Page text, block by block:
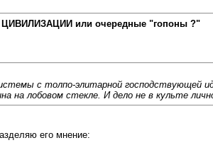
ЦИВИЛИЗАЦИИ или очередные "гопоны ?"
с толпо-элитарной господствующей
на лобовом стекле. И дело не в культе
его мнение: